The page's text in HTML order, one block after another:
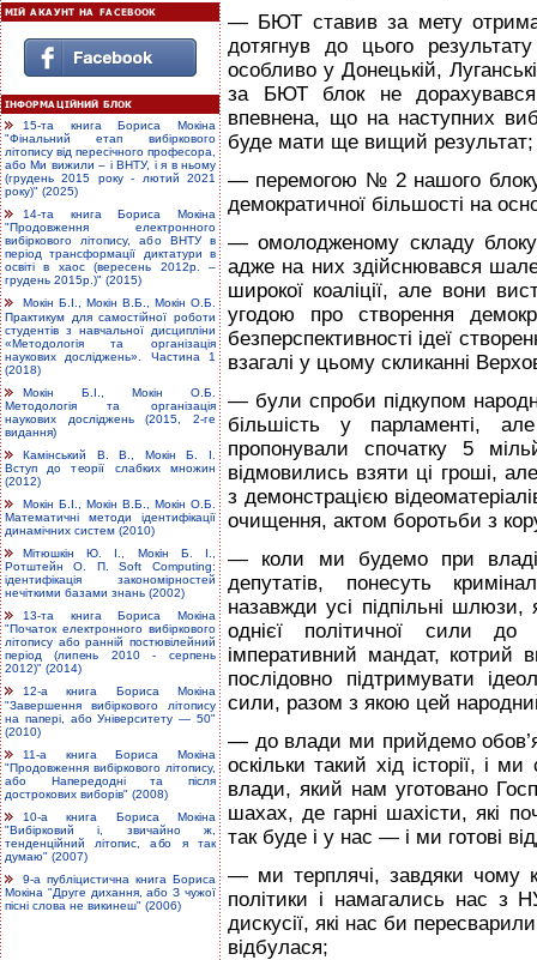
15-та книга Бориса Мокіна
"Фінальний етап вибіркового
літопису від пересічного професора,
або Ми вижили – і ВНТУ, і я в ньому
(грудень 2015 року - лютий 2021
року)" (2025)
14-та книга Бориса Мокіна
"Продовження електронного
вибіркового літопису, або ВНТУ в
період трансформації диктатури в
освіті в хаос (вересень 2012р. –
грудень 2015р.)" (2015)
Мокін Б.І., Мокін В.Б., Мокін О.Б.
Практикум для самостійної роботи
студентів з навчальної дисципліни
«Методологія та організація
наукових досліджень». Частина 1
(2018)
Мокін Б.І., Мокін О.Б.
Методологія та організація
наукових досліджень (2015, 2-ге
видання)
Камінський В. В., Мокін Б. І.
Вступ до теорії слабких множин
(2012)
Мокін Б.І., Мокін В.Б., Мокін О.Б.
Математичні методи ідентифікації
динамічних систем (2010)
Мітюшкін Ю. І., Мокін Б. І.,
Ротштейн О. П. Soft Computing:
ідентифікація закономірностей
нечіткими базами знань (2002)
13-та книга Бориса Мокіна
"Початок електронного вибіркового
літопису або ранній постювілейний
період (липень 2010 - серпень
2012)" (2014)
12-а книга Бориса Мокіна
"Завершення вибіркового літопису
на папері, або Університету — 50"
(2010)
11-а книга Бориса Мокіна
"Продовження вибіркового літопису,
або Напередодні та після
дострокових виборів" (2008)
10-а книга Бориса Мокіна
"Вибірковий і, звичайно ж,
тенденційний літопис, або я так
думаю" (2007)
9-а публіцистична книга Бориса
Мокіна "Друге дихання, або З чужої
пісні слова не викинеш" (2006)
— БЮТ ставив за мету
дотягнув до цього
особливо у Донецькій,
за БЮТ блок не дорахувався
впевнена, що на наступних
буде мати ще вищий результат;
— перемогою № 2 нашого блоку
демократичної більшості на
— омолодженому складу
адже на них здійснювався
широкої коаліції, але вони
угодою про створення
безперспективності ідеї
взагалі у цьому скликанні
— були спроби підкупом
більшість у парламенті,
пропонували спочатку 5
відмовились взяти ці гроші,
з демонстрацією
очищення, актом боротьби з
— коли ми будемо при
депутатів, понесуть
назавжди усі підпільні шлюзи,
однієї політичної сили
імперативний мандат, котрий
послідовно підтримувати
сили, разом з якою цей
— до влади ми прийдемо
оскільки такий хід історії, і
влади, який нам уготовано
шахах, де гарні шахісти, які
так буде і у нас — і ми готові
— ми терплячі, завдяки чому
політики і намагались нас з
дискусії, які нас би
відбулася;